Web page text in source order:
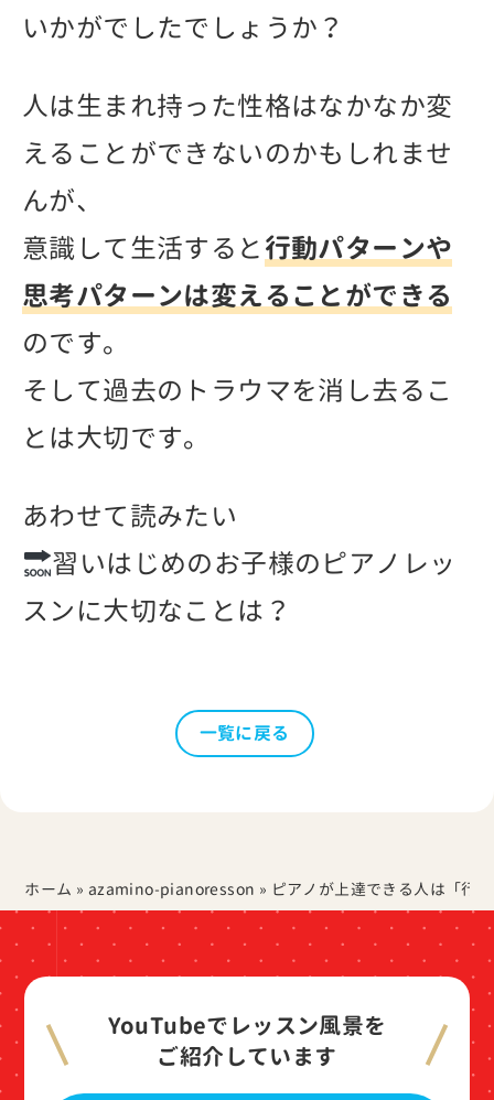
いかがでしたでしょうか？
人は生まれ持った性格はなかなか変
えることができないのかもしれませ
んが、
意識して生活すると行動パターンや
思考パターンは変えることができる
のです。
そして過去のトラウマを消し去るこ
とは大切です。
あわせて読みたい
習いはじめのお子様のピアノレッ
スンに大切なことは？
一覧に戻る
ホーム » azamino-pianoresson » ピアノが上達できる人は「行
YouTubeでレッスン風景を
ご紹介しています